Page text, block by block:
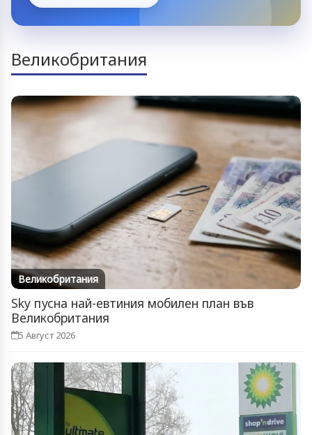
Великобритания
Великобритания
Sky пусна най-евтиния мобилен план във
Великобритания
5 Август 2026